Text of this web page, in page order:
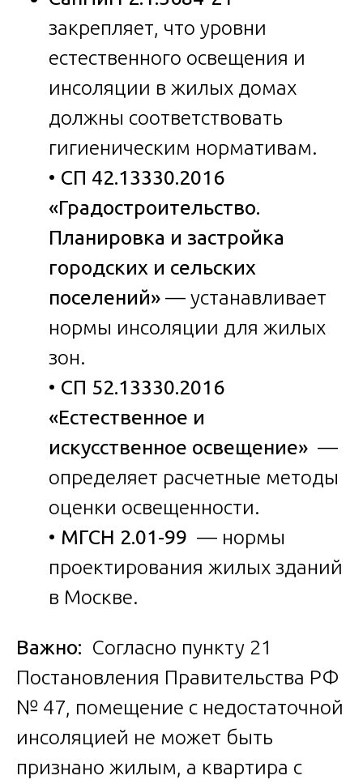
закрепляет, что уровни
естественного освещения и
инсоляции в жилых домах
должны соответствовать
гигиеническим нормативам.
• СП 42.13330.2016
«Градостроительство.
Планировка и застройка
городских и сельских
поселений» — устанавливает
нормы инсоляции для жилых
зон.
• СП 52.13330.2016
«Естественное и
искусственное освещение» —
определяет расчетные методы
оценки освещенности.
• МГСН 2.01-99 — нормы
проектирования жилых зданий
в Москве.
Важно: Согласно пункту 21
Постановления Правительства РФ
№ 47, помещение с недостаточной
инсоляцией не может быть
признано жилым, а квартира с